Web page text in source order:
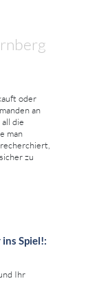
oder
an
die
man
zu
Spiel!:
Ihr